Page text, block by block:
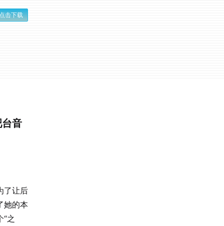
击下载
音
了让后
她的本
之